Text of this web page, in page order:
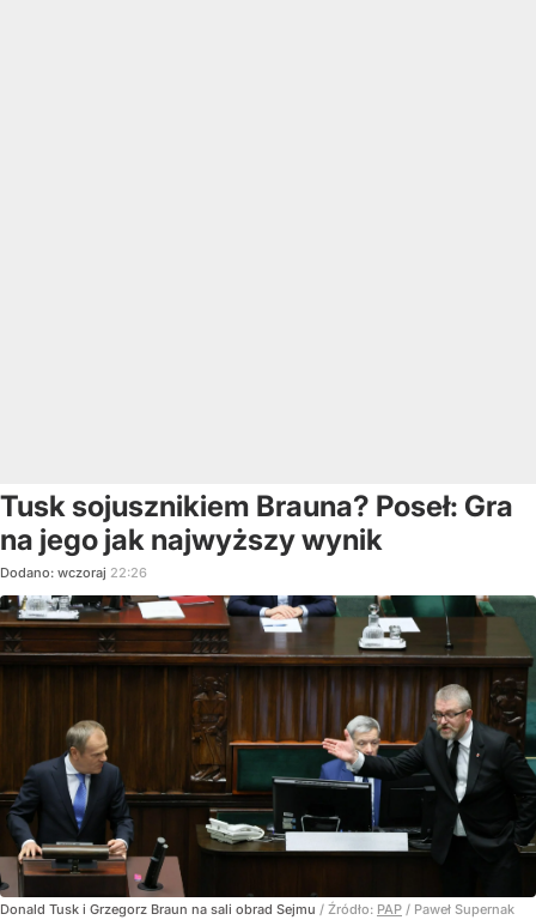
Tusk sojusznikiem Brauna? Poseł: Gra
na jego jak najwyższy wynik
Dodano: wczoraj 22:26
Donald Tusk i Grzegorz Braun na sali obrad Sejmu / Źródło: PAP / Paweł Supernak